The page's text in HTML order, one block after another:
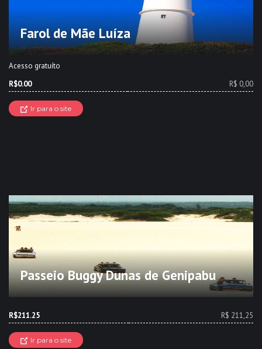
Farol de Mãe Luíza
Acesso gratuíto
R$0.00
R$ 0,00
Ir para o site
Passeio Buggy Dunas de Genipabu
R$211.25 R$ 211,25
Ir para o site